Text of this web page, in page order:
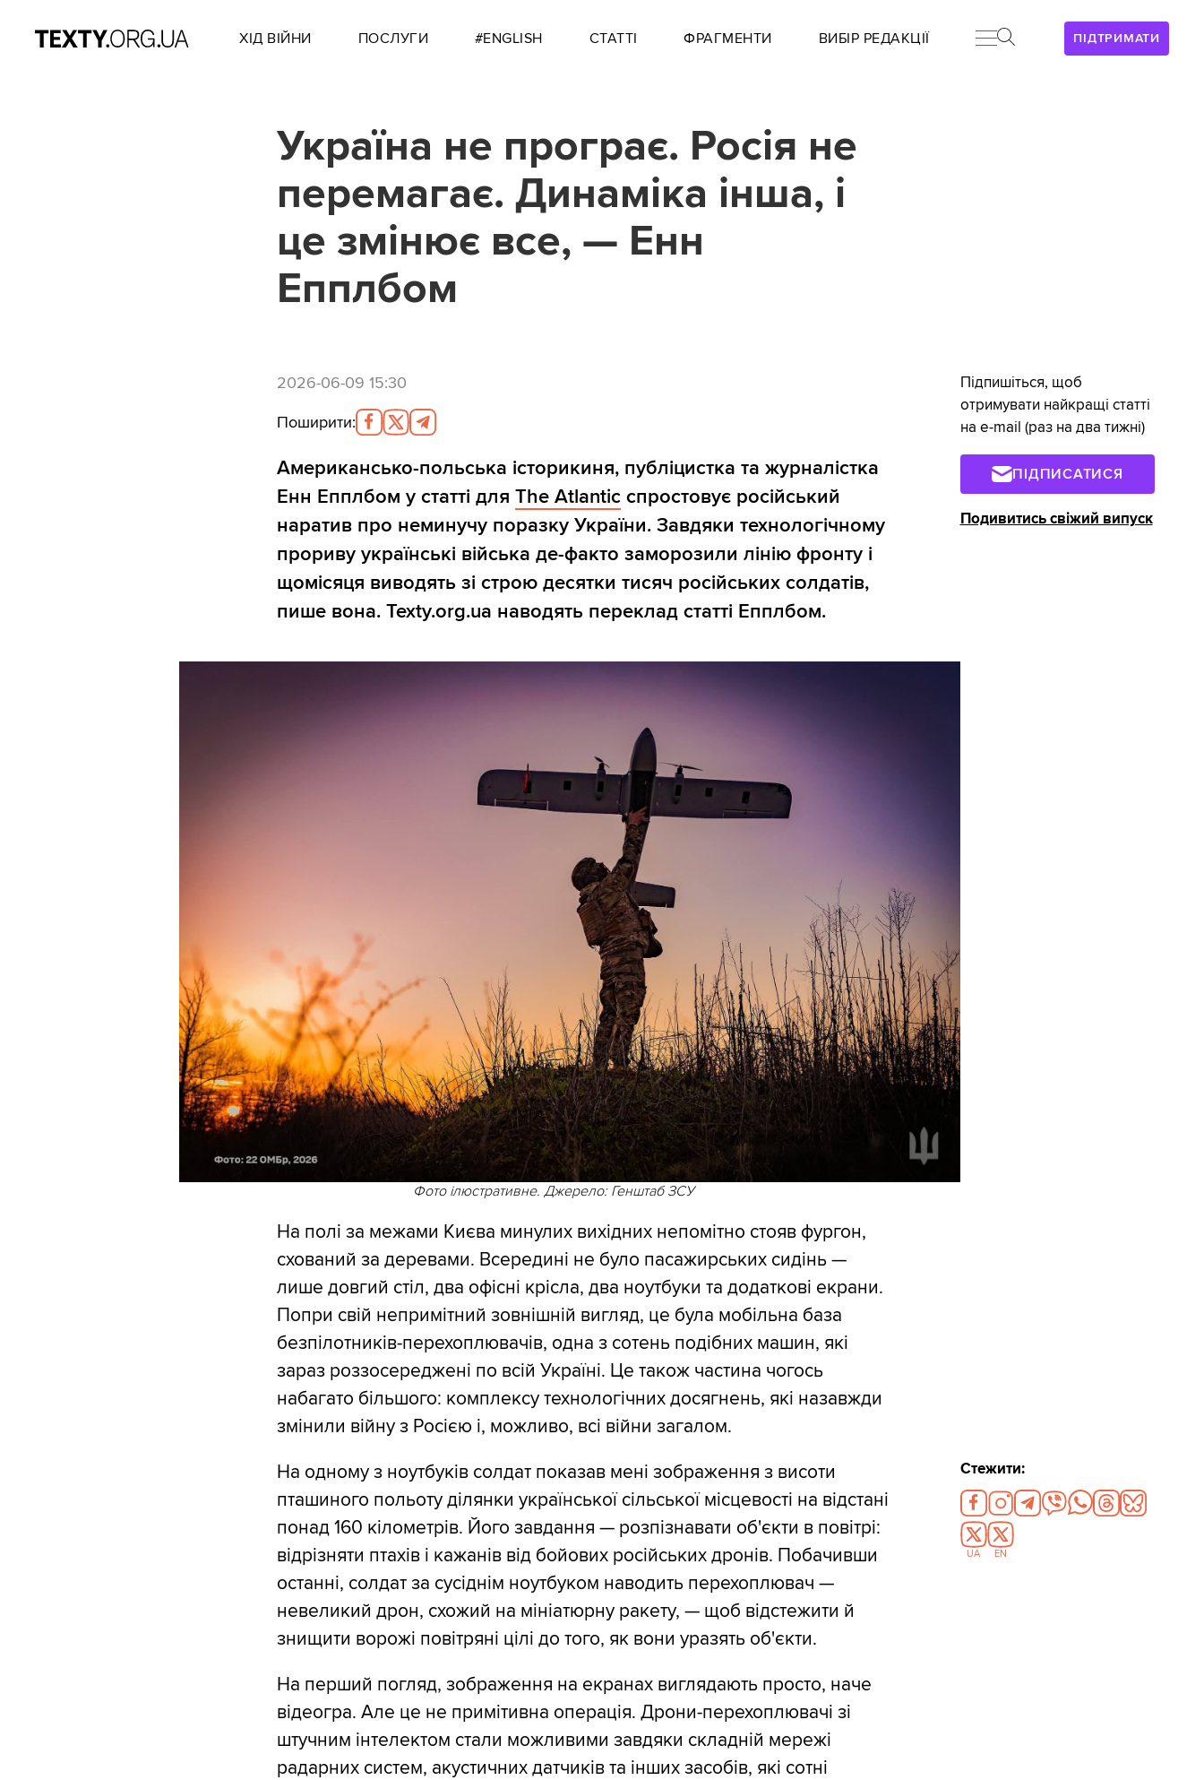
ПІДТРИМАТИ
ХІД ВІЙНИ ПОСЛУГИ #ENGLISH СТАТТІ ФРАГМЕНТИ ВИБІР РЕДАКЦІЇ
Україна не програє. Росія не
перемагає. Динаміка інша, і
це змінює все, — Енн
Епплбом
2026-06-09 15:30
Поширити:
Американсько-польська історикиня, публіцистка та журналістка
Енн Епплбом у статті для The Atlanticспростовує російський
наратив про неминучу поразку України. Завдяки технологічному
прориву українські війська де-факто заморозили лінію фронту і
щомісяця виводять зі строю десятки тисяч російських солдатів,
пише вона. Texty.org.ua наводять переклад статті Епплбом.
Фото ілюстративне. Джерело: Генштаб ЗСУ
На полі за межами Києва минулих вихідних непомітно стояв фургон,
схований за деревами. Всередині не було пасажирських сидінь —
лише довгий стіл, два офісні крісла, два ноутбуки та додаткові екрани.
Попри свій непримітний зовнішній вигляд, це була мобільна база
безпілотників-перехоплювачів, одна з сотень подібних машин, які
зараз роззосереджені по всій Україні. Це також частина чогось
набагато більшого: комплексу технологічних досягнень, які назавжди
змінили війну з Росією і, можливо, всі війни загалом.
На одному з ноутбуків солдат показав мені зображення з висоти
пташиного польоту ділянки української сільської місцевості на відстані
понад 160 кілометрів. Його завдання — розпізнавати об'єкти в повітрі:
відрізняти птахів і кажанів від бойових російських дронів. Побачивши
останні, солдат за сусіднім ноутбуком наводить перехоплювач —
невеликий дрон, схожий на мініатюрну ракету, — щоб відстежити й
знищити ворожі повітряні цілі до того, як вони уразять об'єкти.
На перший погляд, зображення на екранах виглядають просто, наче
відеогра. Але це не примітивна операція. Дрони-перехоплювачі зі
штучним інтелектом стали можливими завдяки складній мережі
радарних систем, акустичних датчиків та інших засобів, які сотні
Підпишіться, щоб
отримувати найкращі статті
на e-mail (раз на два тижні)
ПІДПИСАТИСЯ
Подивитись свіжий випуск
Стежити:
UA EN